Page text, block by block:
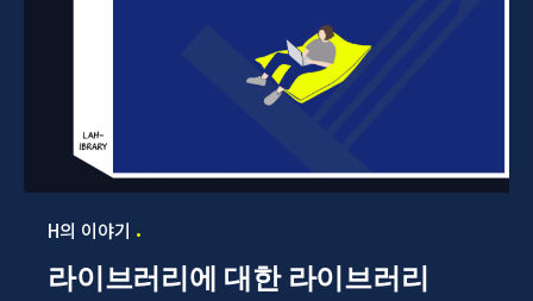
H의 이야기
라이브러리에 대한 라이브러리